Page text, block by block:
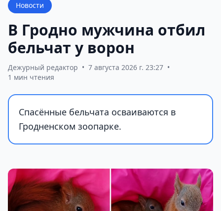
Новости
В Гродно мужчина отбил
бельчат у ворон
Дежурный редактор • 7 августа 2026 г. 23:27 •
1 мин чтения
Спасённые бельчата осваиваются в
Гродненском зоопарке.